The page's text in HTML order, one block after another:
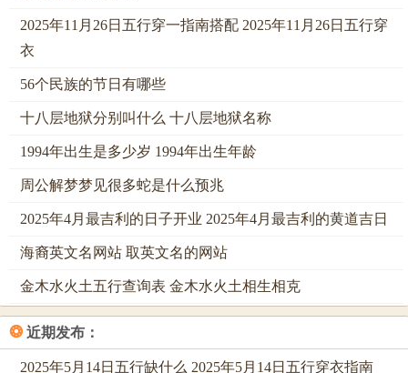
记住这一条路，就等于抓住了救命稻草。
直接搜，QQ顶部的搜索框可不是摆设，那就是一个阿拉丁神
灯，你输入「星座运势」或者「QQ星座」，它就会像忠实的
仆人相同，立刻把结果捧到你面前。
有时候出来的是公众号。有时候是运用小程序，不管是什么
把运势推送到你的聊天列表里，比闹钟还准时，最...人的是
这种推送服务完全免费，而且贴心。
出现...在PC版QQ上的查询方式。又与手机不太相同，电脑上
打开QQ，界面更加宽敞，找到「我的」页面，同样有「星座
运势」的入口，对于上班族来说偷偷在电脑上瞄一眼今天的
运势，简直是为枯燥的工作注入了一针强心剂，眼看着...屏
2025年11月26日五行穿一指南搭配 2025年11月26日五行穿
衣
56个民族的节日有哪些
十八层地狱分别叫什么 十八层地狱名称
1994年出生是多少岁 1994年出生年龄
周公解梦梦见很多蛇是什么预兆
2025年4月最吉利的日子开业 2025年4月最吉利的黄道吉日
海裔英文名网站 取英文名的网站
金木水火土五行查询表 金木水火土相生相克
❂ 近期发布：
2025年5月14日五行缺什么 2025年5月14日五行穿衣指南